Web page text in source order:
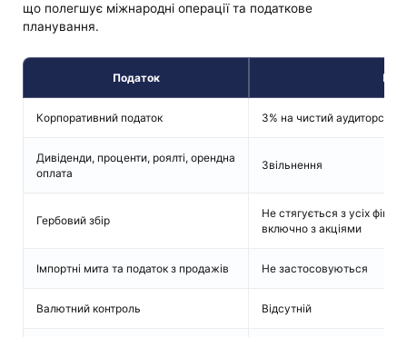
що полегшує міжнародні операції та податкове
планування.
Податок
Корпоративний податок 3% на чистий
Дивіденди, проценти, роялті, орендна
оплата
Звільнення
Гербовий збір
Не стягується з усіх
включно з акціями
Імпортні мита та податок з продажів Не застосовуються
Валютний контроль Відсутній